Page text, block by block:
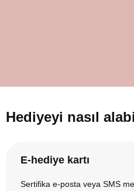
Hediyeyi nasıl
E-hediye kartı
Sertifika e-posta veya SMS